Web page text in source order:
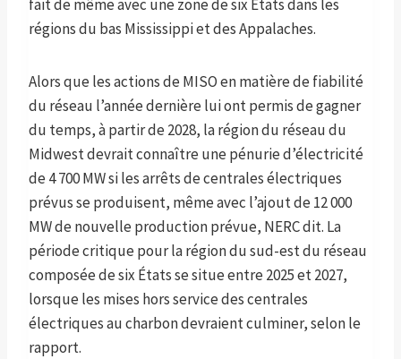
fait de même avec une zone de six États dans les
régions du bas Mississippi et des Appalaches.
Alors que les actions de MISO en matière de fiabilité
du réseau l’année dernière lui ont permis de gagner
du temps, à partir de 2028, la région du réseau du
Midwest devrait connaître une pénurie d’électricité
de 4 700 MW si les arrêts de centrales électriques
prévus se produisent, même avec l’ajout de 12 000
MW de nouvelle production prévue, NERC dit. La
période critique pour la région du sud-est du réseau
composée de six États se situe entre 2025 et 2027,
lorsque les mises hors service des centrales
électriques au charbon devraient culminer, selon le
rapport.